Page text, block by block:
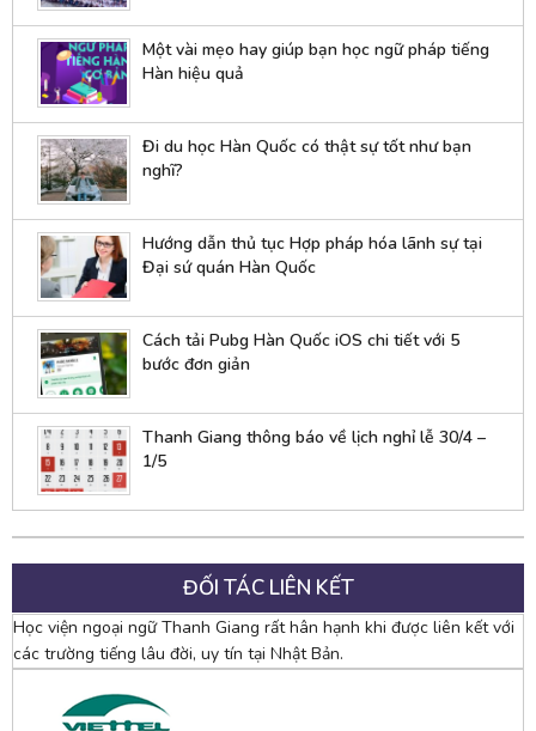
Một vài mẹo hay giúp bạn học ngữ pháp tiếng
Hàn hiệu quả
Đi du học Hàn Quốc có thật sự tốt như bạn
nghĩ?
Hướng dẫn thủ tục Hợp pháp hóa lãnh sự tại
Đại sứ quán Hàn Quốc
Cách tải Pubg Hàn Quốc iOS chi tiết với 5
bước đơn giản
Thanh Giang thông báo về lịch nghỉ lễ 30/4 –
1/5
ĐỐI TÁC LIÊN KẾT
Học viện ngoại ngữ Thanh Giang rất hân hạnh khi được liên kết với
các trường tiếng lâu đời, uy tín tại Nhật Bản.